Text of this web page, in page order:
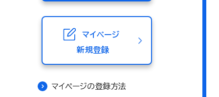
マイページ
新規登録
マイページの登録方法